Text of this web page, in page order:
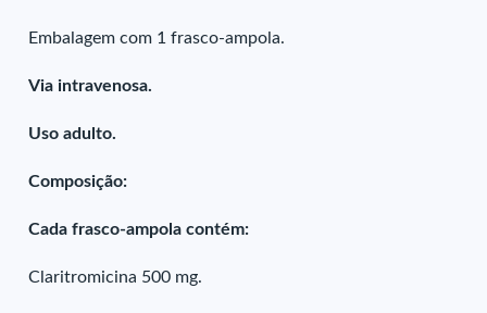
Embalagem com 1 frasco-ampola.
Via intravenosa.
Uso adulto.
Composição:
Cada frasco-ampola contém:
Claritromicina 500 mg.